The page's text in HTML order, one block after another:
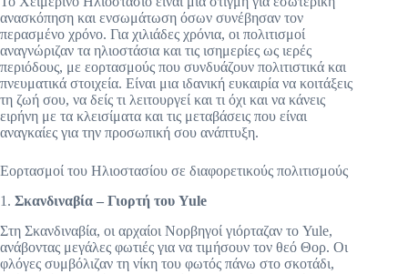
ανασκόπηση και ενσωμάτωση όσων συνέβησαν τον
περασμένο χρόνο. Για χιλιάδες χρόνια, οι πολιτισμοί
αναγνώριζαν τα ηλιοστάσια και τις ισημερίες ως ιερές
περιόδους, με εορτασμούς που συνδυάζουν πολιτιστικά και
πνευματικά στοιχεία. Είναι μια ιδανική ευκαιρία να κοιτάξεις
τη ζωή σου, να δείς τι λειτουργεί και τι όχι και να κάνεις
ειρήνη με τα κλεισίματα και τις μεταβάσεις που είναι
αναγκαίες για την προσωπική σου ανάπτυξη.
Εορτασμοί του Ηλιοστασίου σε διαφορετικούς πολιτισμούς
1. Σκανδιναβία – Γιορτή του Yule
Στη Σκανδιναβία, οι αρχαίοι Νορβηγοί γιόρταζαν το Yule,
ανάβοντας μεγάλες φωτιές για να τιμήσουν τον θεό Θορ. Οι
φλόγες συμβόλιζαν τη νίκη του φωτός πάνω στο σκοτάδι,